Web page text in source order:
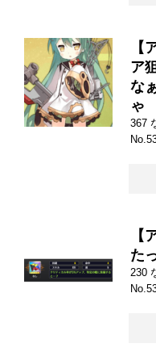
【
ア
な
ゃ
367
【
た
230